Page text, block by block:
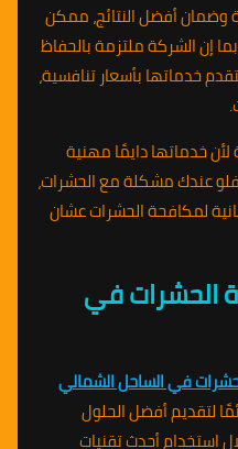
وضمان أفضل النتائج، ممكن
الرقم 01010891953. وبما إن الشركة ملتزمة بالحفاظ
خدماتها بأسعار تنافسية،
خدماتها دايمًا مهنية
عندك مشكلة مع الحشرات،
لمكافحة الحشرات عشان
الحشرات في
في الساحل الشمالي
لتقديم أفضل الحلول
استخدام أحدث تقنيات